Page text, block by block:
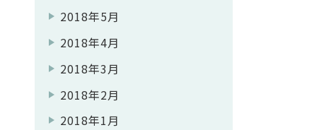
2018年5月
2018年4月
2018年3月
2018年2月
2018年1月